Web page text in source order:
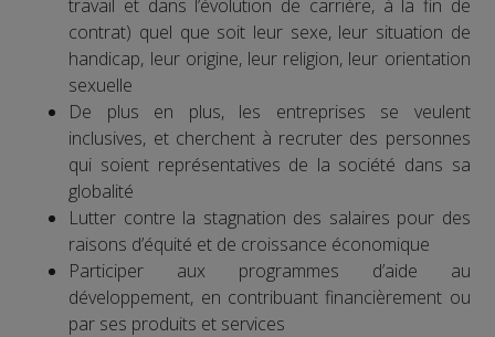
travail et dans l’évolution de carrière, à la fin de
contrat) quel que soit leur sexe, leur situation de
handicap, leur origine, leur religion, leur orientation
sexuelle
De plus en plus, les entreprises se veulent
inclusives, et cherchent à recruter des personnes
qui soient représentatives de la société dans sa
globalité
Lutter contre la stagnation des salaires pour des
raisons d’équité et de croissance économique
Participer aux programmes d’aide au
développement, en contribuant financièrement ou
par ses produits et services